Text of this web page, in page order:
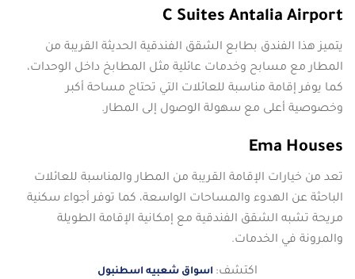
C Suites Antalia Airport
يتميز هذا الفندق بطابع الشقق الفندقية الحديثة القريبة من
المطار مع مسابح وخدمات عائلية مثل المطابخ داخل الوحدات،
كما يوفر إقامة مناسبة للعائلات التي تحتاج مساحة أكبر
وخصوصية أعلى مع سهولة الوصول إلى المطار.
Ema Houses
تعد من خيارات الإقامة القريبة من المطار والمناسبة للعائلات
الباحثة عن الهدوء والمساحات الواسعة، كما توفر أجواء سكنية
مريحة تشبه الشقق الفندقية مع إمكانية الإقامة الطويلة
والمرونة في الخدمات.
اكتشف: اسواق شعبيه اسطنبول